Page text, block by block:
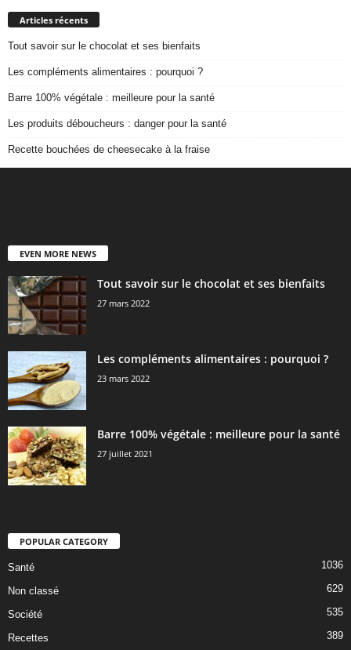
Articles récents
Tout savoir sur le chocolat et ses bienfaits
Les compléments alimentaires : pourquoi ?
Barre 100% végétale : meilleure pour la santé
Les produits déboucheurs : danger pour la santé
Recette bouchées de cheesecake à la fraise
EVEN MORE NEWS
Tout savoir sur le chocolat et ses bienfaits
27 mars 2022
Les compléments alimentaires : pourquoi ?
23 mars 2022
Barre 100% végétale : meilleure pour la santé
27 juillet 2021
POPULAR CATEGORY
Santé 1036
Non classé 629
Société 535
Recettes 389